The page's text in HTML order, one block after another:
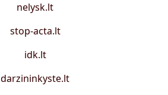
nelysk.lt
stop-acta.lt
idk.lt
darzininkyste.lt